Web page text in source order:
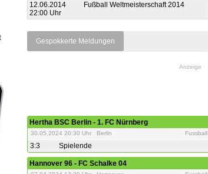
12.06.2014
22:00 Uhr
Fußball Weltmeisterschaft 2014
Gespokkerte Meldungen
Anzeige
Hertha BSC Berlin - 1. FC Nürnberg
30.05.2024 20:30 Uhr Berlin Fussball
3:3 Spielende
Hannover 96 - FC Schalke 04